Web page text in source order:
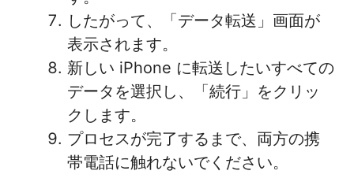
したがって、「データ転送」画面が
表示されます。
新しい iPhone に転送したいすべての
データを選択し、「続行」をクリッ
クします。
プロセスが完了するまで、両方の携
帯電話に触れないでください。